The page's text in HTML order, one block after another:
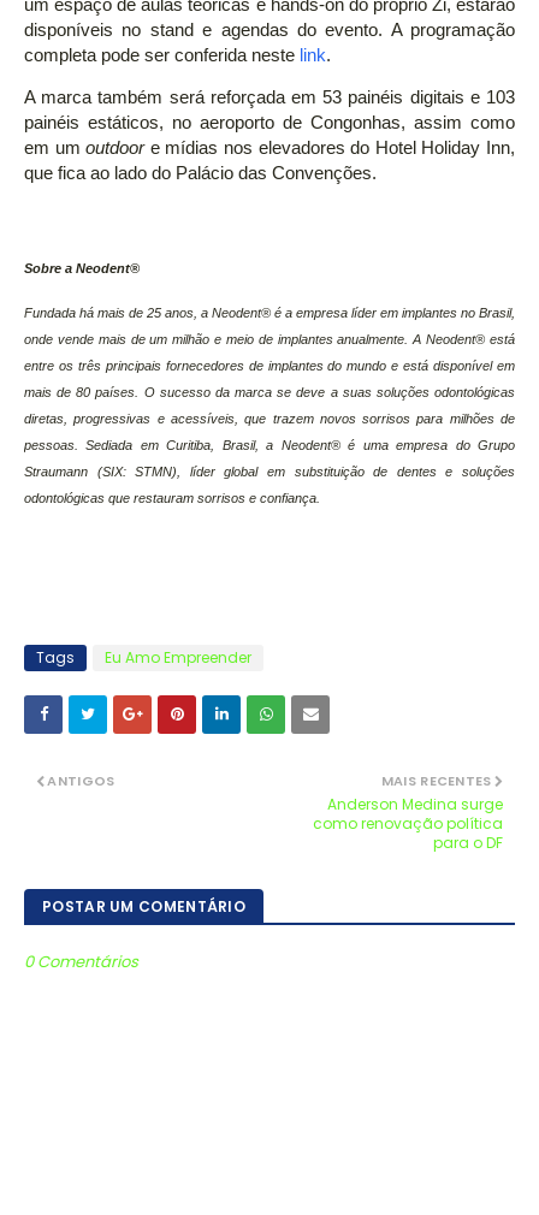
um espaço de aulas teóricas e hands-on do próprio Zi, estarão
disponíveis no stand e agendas do evento. A programação
completa pode ser conferida neste link.
A marca também será reforçada em 53 painéis digitais e 103
painéis estáticos, no aeroporto de Congonhas, assim como
em umoutdoore mídias nos elevadores do Hotel Holiday Inn,
que fica ao lado do Palácio das Convenções.
Sobre a Neodent®
Fundada há mais de 25 anos, a Neodent® é a empresa líder em implantes no Brasil,
onde vende mais de um milhão e meio de implantes anualmente. A Neodent® está
entre os três principais fornecedores de implantes do mundo e está disponível em
mais de 80 países. O sucesso da marca se deve a suas soluções odontológicas
diretas, progressivas e acessíveis, que trazem novos sorrisos para milhões de
pessoas. Sediada em Curitiba, Brasil, a Neodent®️ é uma empresa do Grupo
Straumann (SIX: STMN), líder global em substituição de dentes e soluções
odontológicas que restauram sorrisos e confiança.
Tags Eu Amo Empreender
MAIS RECENTES
Anderson Medina surge
como renovação política
para o DF
ANTIGOS
POSTAR UM COMENTÁRIO
0 Comentários